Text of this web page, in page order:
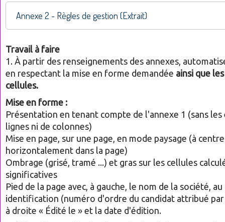
Annexe 2 - Règles de gestion (Extrait)
Travail à faire
1. À partir des renseignements des annexes,
en respectant la mise en forme demandée ainsi que
cellules.
Mise en forme :
Présentation en tenant compte de l'annexe 1 (sans
lignes ni de colonnes)
Mise en page, sur une page, en mode paysage (à
horizontalement dans la page)
Ombrage (grisé, tramé ...) et gras sur les cellules
significatives
Pied de la page avec, à gauche, le nom de la société,
identification (numéro d'ordre du candidat attribué
à droite « Édité le » et la date d'édition.